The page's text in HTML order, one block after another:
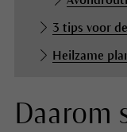
3 tips voor
Heilzame
Daarom